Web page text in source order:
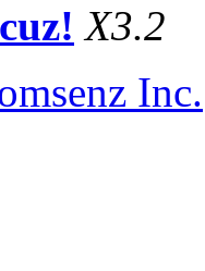
X3.2
Inc.